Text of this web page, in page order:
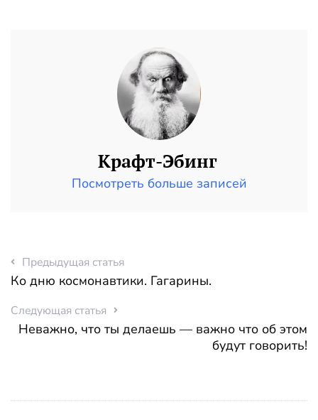
Крафт-Эбинг
Посмотреть больше записей
Предыдущая статья
Ко дню космонавтики. Гагарины.
Следующая статья
Неважно, что ты делаешь — важно что об этом
будут говорить!